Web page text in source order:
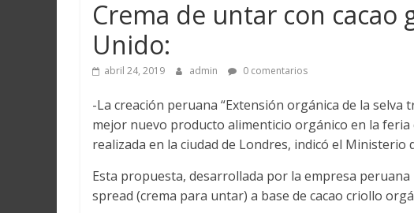
Perú,
Mundo
Ucayali,
San
Martín
Loreto
Crema de untar con cacao
Unido:
abril 24, 2019 admin 0 comentarios
-La creación peruana “Extensión orgánica de la
mejor nuevo producto alimenticio orgánico en la
realizada en la ciudad de Londres, indicó el
Esta propuesta, desarrollada por la empresa peruana
spread (crema para untar) a base de cacao criollo